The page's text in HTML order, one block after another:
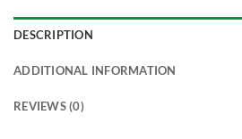
DESCRIPTION
ADDITIONAL INFORMATION
REVIEWS (0)